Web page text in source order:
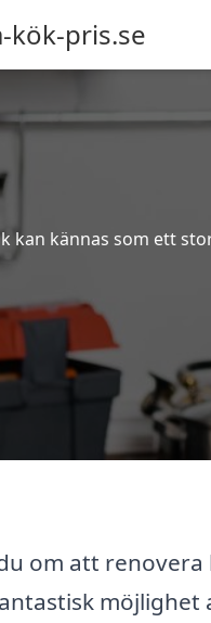
kök-pris.se
kan kännas som ett
om att renovera
möjlighet